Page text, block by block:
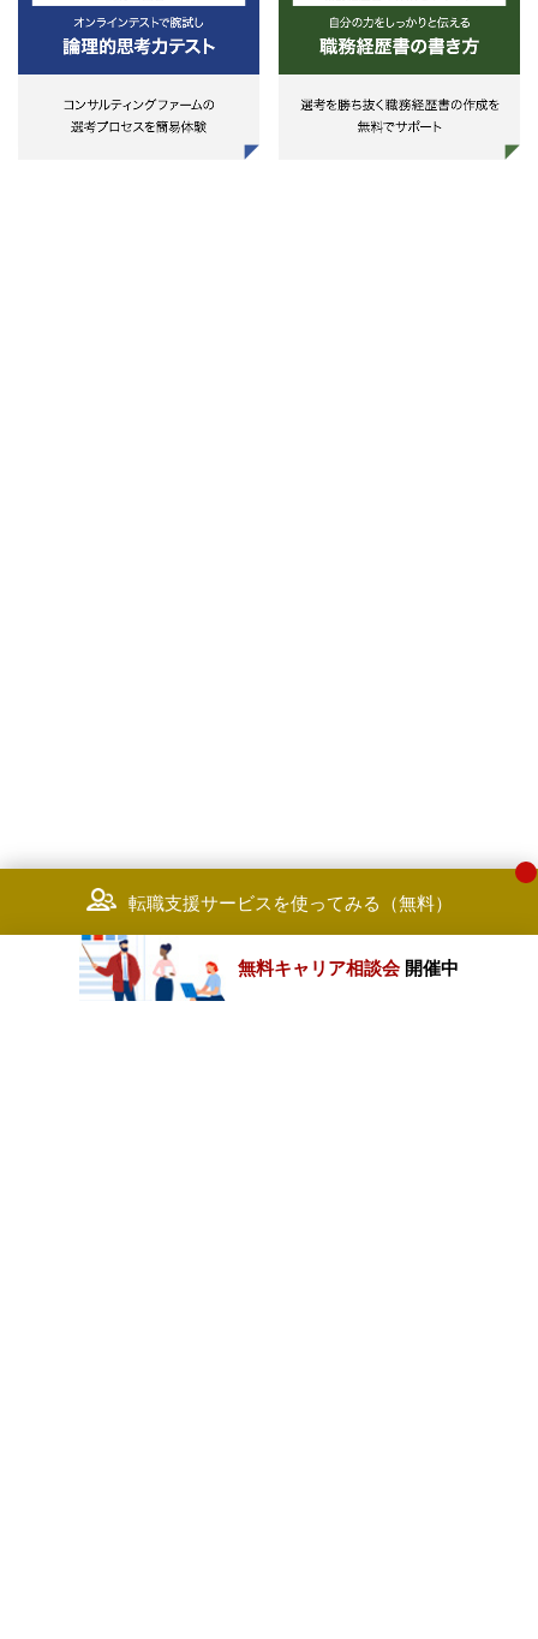
転職支援サービスを使ってみる（無料）
無料キャリア相談会 開催中